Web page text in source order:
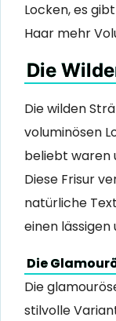
Locken, es
Haar mehr
Die
Die wilden
voluminösen
beliebt waren
Diese Frisur
natürliche
einen
Die
Die
stilvolle